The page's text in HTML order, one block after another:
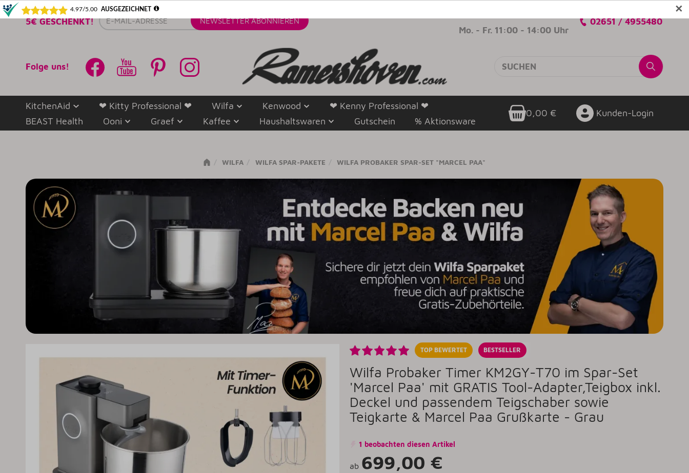
✕
5€ GESCHENKT! E-
Mail-
NEWSLETTER ABONNIEREN
Mo. - Fr. 11:00 - 14:00 Uhr
02651 / 4955480
Folge uns!
KitchenAid ❤ Kitty Professional ❤ Wilfa Kenwood
❤ Kenny Professional ❤
BEAST Health
Ooni Graef Kaffee Haushaltswaren Gutschein % Aktionsware
0,00 € Kunden-Login
WILFA WILFA SPAR-PAKETE WILFA PROBAKER SPAR-SET "MARCEL PAA"
TOP BEWERTET BESTSELLER
Wilfa Probaker Timer KM2GY-T70 im Spar-Set
'Marcel Paa' mit GRATIS Tool-Adapter,Teigbox inkl.
Deckel und passendem Teigschaber sowie
Teigkarte & Marcel Paa Grußkarte - Grau
1 beobachten diesen Artikel
ab 699,00 €